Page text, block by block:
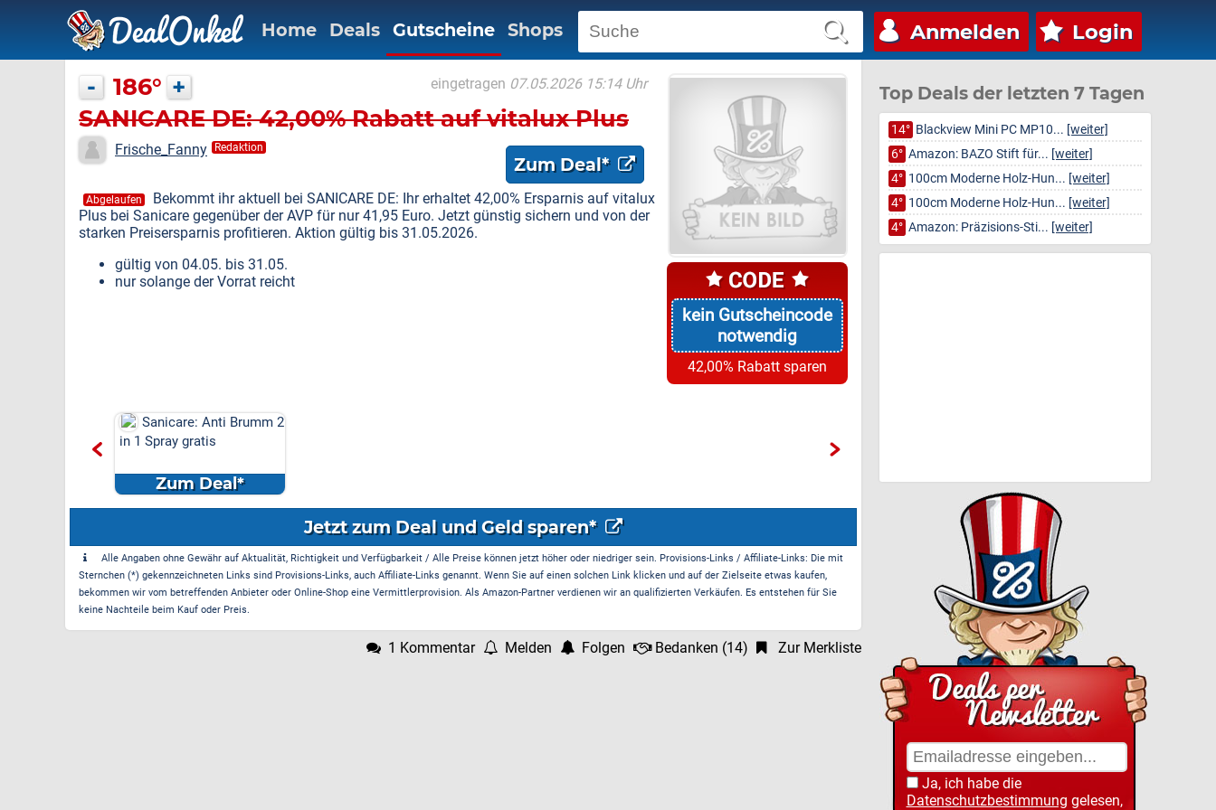
Anmelden Login
Home Deals Gutscheine Shops
kein Gutscheincode
notwendig
42,00% Rabatt sparen
- 186° + eingetragen 07.05.2026 15:14 Uhr
SANICARE DE: 42,00% Rabatt auf vitalux Plus
Frische_Fanny Redaktion
Zum Deal*
Abgelaufen
Bekommt ihr aktuell bei SANICARE DE: Ihr erhaltet 42,00% Ersparnis auf vitalux
Plus bei Sanicare gegenüber der AVP für nur 41,95 Euro. Jetzt günstig sichern und von der
starken Preisersparnis profitieren. Aktion gültig bis 31.05.2026.
gültig von 04.05. bis 31.05.
nur solange der Vorrat reicht
Sanicare: Anti Brumm 2
in 1 Spray gratis
Zum Deal*
Jetzt zum Deal und Geld sparen*
Alle Angaben ohne Gewähr auf Aktualität, Richtigkeit und Verfügbarkeit / Alle Preise können jetzt höher oder niedriger sein. Provisions-Links / Affiliate-Links: Die mit
Sternchen (*) gekennzeichneten Links sind Provisions-Links, auch Affiliate-Links genannt. Wenn Sie auf einen solchen Link klicken und auf der Zielseite etwas kaufen,
bekommen wir vom betreffenden Anbieter oder Online-Shop eine Vermittlerprovision. Als Amazon-Partner verdienen wir an qualifizierten Verkäufen. Es entstehen für Sie
keine Nachteile beim Kauf oder Preis.
1 Kommentar Melden Folgen Bedanken (14) Zur Merkliste
Top Deals der letzten 7 Tagen
14° Blackview Mini PC MP10... [weiter]
6° Amazon: BAZO Stift für... [weiter]
4° 100cm Moderne Holz-Hun... [weiter]
4° 100cm Moderne Holz-Hun... [weiter]
4° Amazon: Präzisions-Sti... [weiter]
Ja, ich habe die
Datenschutzbestimmung gelesen,